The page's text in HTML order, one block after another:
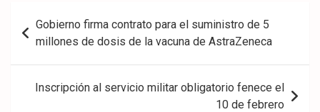
Navegación
de
entradas
Gobierno firma contrato para el suministro de 5
millones de dosis de la vacuna de AstraZeneca
Inscripción al servicio militar obligatorio fenece el
10 de febrero